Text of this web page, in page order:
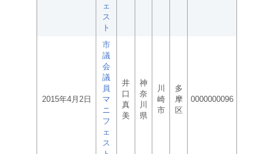
ェ
ス
ト
2015年4月2日
市
議
会
議
員
マ
ニ
フ
ェ
ス
井
口
真
美
神
奈
川
県
川
崎
市
多
摩
区
0000000096